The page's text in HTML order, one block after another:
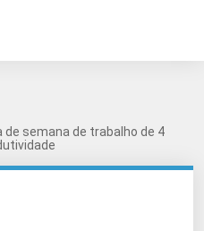
de semana de trabalho de 4